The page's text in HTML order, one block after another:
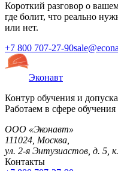
Короткий разговор о
где болит, что реально
или нет.
+7 800 707-27-90
Эконавт
Контур обучения и
Работаем в сфере
ООО «Эконавт»
111024 Москва
ул. 2-я Энтузиастов, д. 5,
Контакты